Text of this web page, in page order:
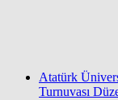
Atatürk
Turnuvası